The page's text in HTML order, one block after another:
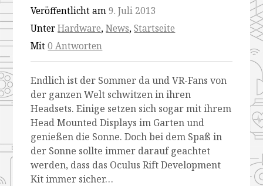
Veröffentlicht am9. Juli 2013
UnterHardware,News,Startseite
Mit0 Antworten
Endlich ist der Sommer da und VR-Fans von
der ganzen Welt schwitzen in ihren
Headsets. Einige setzen sich sogar mit ihrem
Head Mounted Displays im Garten und
genießen die Sonne. Doch bei dem Spaß in
der Sonne sollte immer darauf geachtet
werden, dass das Oculus Rift Development
Kit immer sicher…